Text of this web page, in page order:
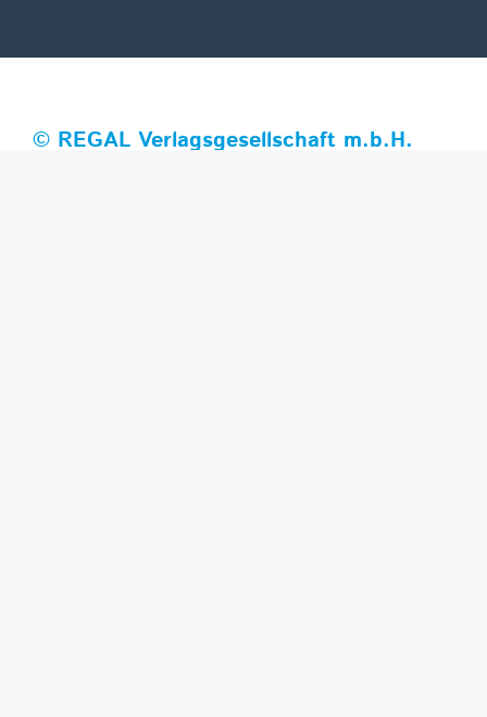
© REGAL Verlagsgesellschaft m.b.H.